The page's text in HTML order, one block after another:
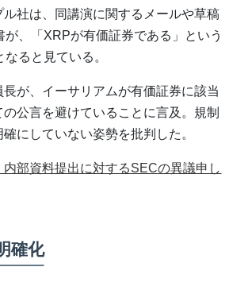
社は、同講演に関するメールや草稿
、「XRPが有価証券である」という
ると見ている。
が、イーサリアムが有価証券に該当
公言を避けていることに言及。規制
にしていない姿勢を批判した。
内部資料提出に対するSECの異議申し
確化